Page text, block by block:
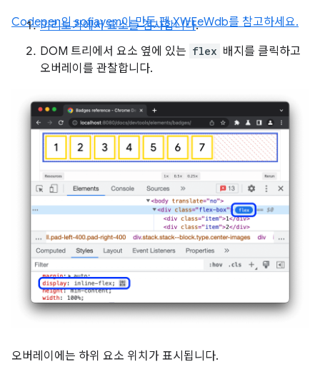
Codepen의 sofiayem이 만든 펜 XWEeWdb를 참고하세요.
미리보기에서 요소를 검사합니다.
DOM 트리에서 요소 옆에 있는 flex 배지를 클릭하고
오버레이를 관찰합니다.
오버레이에는 하위 요소 위치가 표시됩니다.